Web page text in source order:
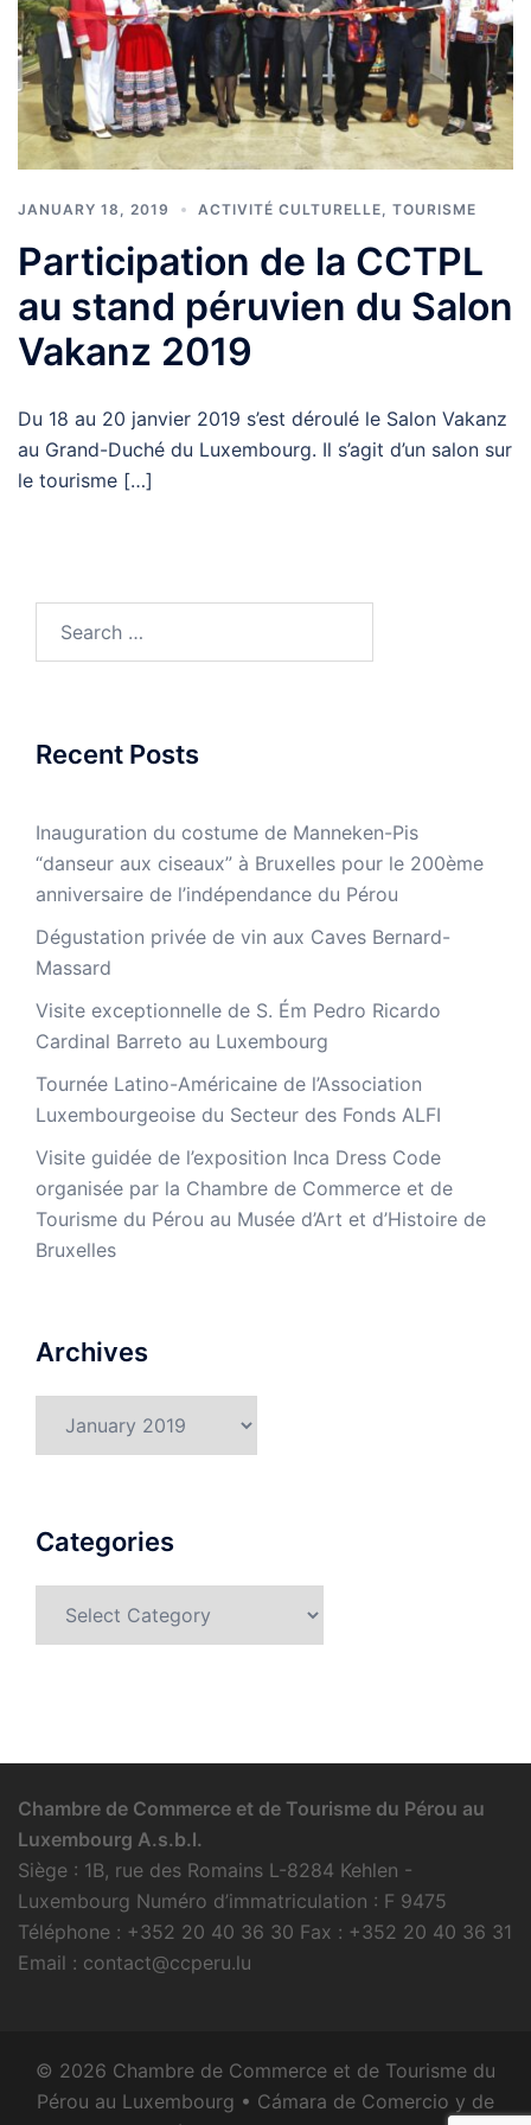
JANUARY 18, 2019 ACTIVITÉ CULTURELLE TOURISME
Participation de la CCTPL
au stand péruvien du Salon
Vakanz 2019
Du 18 au 20 janvier 2019 s’est déroulé le Salon Vakanz
au Grand-Duché du Luxembourg. Il s’agit d’un salon sur
le tourisme […]
for:
Recent Posts
Inauguration du costume de Manneken-Pis
“danseur aux ciseaux” à Bruxelles pour le 200ème
anniversaire de l’indépendance du Pérou
Dégustation privée de vin aux Caves Bernard-
Massard
Visite exceptionnelle de S. Ém Pedro Ricardo
Cardinal Barreto au Luxembourg
Tournée Latino-Américaine de l’Association
Luxembourgeoise du Secteur des Fonds ALFI
Visite guidée de l’exposition Inca Dress Code
organisée par la Chambre de Commerce et de
Tourisme du Pérou au Musée d’Art et d’Histoire de
Bruxelles
Archives
Categories
Chambre de Commerce et de Tourisme du Pérou au
Luxembourg A.s.b.l.
Siège : 1B, rue des Romains L-8284 Kehlen -
Luxembourg Numéro d’immatriculation : F 9475
Téléphone : +352 20 40 36 30 Fax : +352 20 40 36 31
Email : contact@ccperu.lu
© 2026 Chambre de Commerce et de Tourisme du
Pérou au Luxembourg • Cámara de Comercio y de